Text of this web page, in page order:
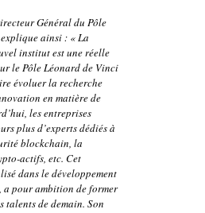
Général du Pôle
ainsi : « La
institut est une réelle
le Pôle Léonard de Vinci
évoluer la recherche
en matière de
les entreprises
plus d’experts dédiés à
blockchain, la
actifs, etc. Cet
dans le développement
a pour ambition de former
talents de demain. Son